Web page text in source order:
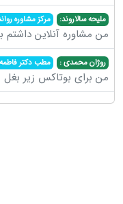
ملیحه سالاروند: مرکز مشاوره
من مشاوره آنلاین داشتم
روژان محمدی : مطب دکتر
من برای بوتاکس زیر